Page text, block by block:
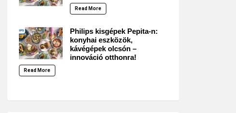
Read More
Philips kisgépek Pepita-n:
konyhai eszközök,
kávégépek olcsón –
innováció otthonra!
Read More